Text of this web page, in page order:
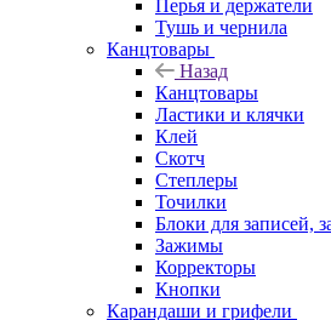
Перья и держатели
Тушь и чернила
Канцтовары
Назад
Канцтовары
Ластики и клячки
Клей
Скотч
Степлеры
Точилки
Блоки для записей,
Зажимы
Корректоры
Кнопки
Карандаши и грифели